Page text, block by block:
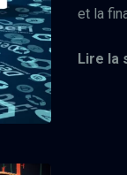
et la
Lire la